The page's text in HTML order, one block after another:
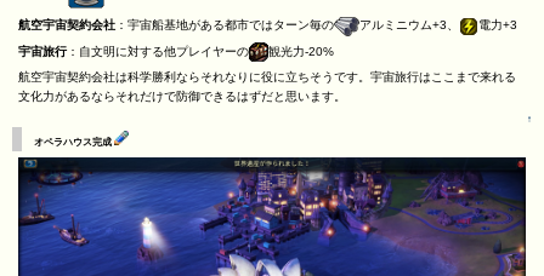
航空宇宙契約会社 ：宇宙船基地がある都市ではターン毎の アルミニウム+3、
電力+3
宇宙旅行：自文明に対する他プレイヤーの
観光力-20%
航空宇宙契約会社は科学勝利ならそれなりに役に立ちそうです。宇宙旅行はここまで来れる
文化力があるならそれだけで防御できるはずだと思います。
↑
オペラハウス完成